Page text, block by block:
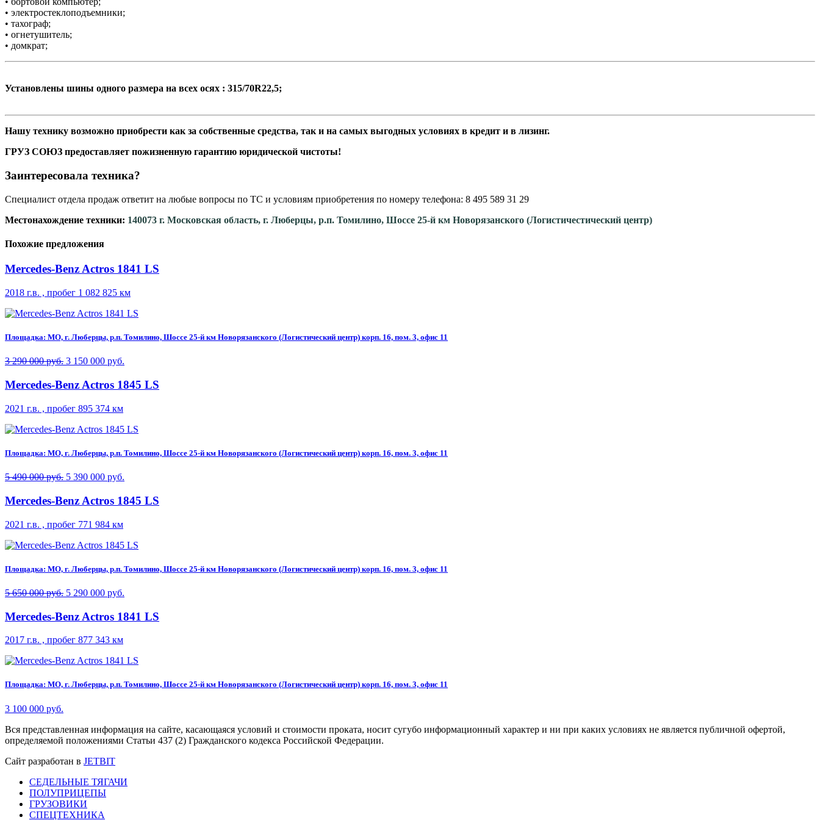
• электростеклоподъемники;
• тахограф;
• огнетушитель;
• домкрат;
Установлены шины одного размера на всех осях : 315/70R22,5;
Нашу технику возможно приобрести как за собственные средства, так и на самых выгодных условиях в кредит и в лизинг.
ГРУЗ СОЮЗ предоставляет пожизненную гарантию юридической чистоты!
Заинтересовала техника?
Специалист отдела продаж ответит на любые вопросы по ТС и условиям приобретения по номеру телефона: 8 495 589 31 29
Местонахождение техники: 140073 г. Московская область, г. Люберцы, р.п. Томилино, Шоссе 25-й км Новорязанского (Логистичестический центр)
Похожие предложения
Mercedes-Benz Actros 1841 LS
2018 г.в. , пробег 1 082 825 км
Площадка: МО, г. Люберцы, р.п. Томилино, Шоссе 25-й км Новорязанского (Логистический центр) корп. 16, пом. 3, офис 11
3 290 000 руб. 3 150 000 руб.
Mercedes-Benz Actros 1845 LS
2021 г.в. , пробег 895 374 км
Площадка: МО, г. Люберцы, р.п. Томилино, Шоссе 25-й км Новорязанского (Логистический центр) корп. 16, пом. 3, офис 11
5 490 000 руб. 5 390 000 руб.
Mercedes-Benz Actros 1845 LS
2021 г.в. , пробег 771 984 км
Площадка: МО, г. Люберцы, р.п. Томилино, Шоссе 25-й км Новорязанского (Логистический центр) корп. 16, пом. 3, офис 11
5 650 000 руб. 5 290 000 руб.
Mercedes-Benz Actros 1841 LS
2017 г.в. , пробег 877 343 км
Площадка: МО, г. Люберцы, р.п. Томилино, Шоссе 25-й км Новорязанского (Логистический центр) корп. 16, пом. 3, офис 11
3 100 000 руб.
Вся представленная информация на сайте, касающаяся условий и стоимости проката, носит сугубо информационный характер и ни при каких условиях не является публичной офертой,
определяемой положениями Статьи 437 (2) Гражданского кодекса Российской Федерации.
Сайт разработан в JETBIT
СЕДЕЛЬНЫЕ ТЯГАЧИ
ПОЛУПРИЦЕПЫ
ГРУЗОВИКИ
СПЕЦТЕХНИКА